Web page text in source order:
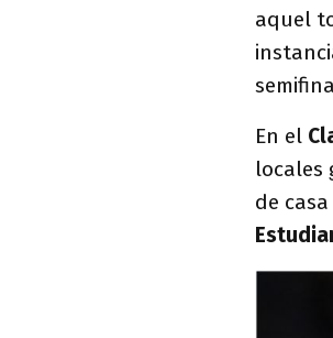
aquel
En el
locales
de